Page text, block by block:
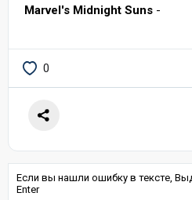
Marvel's Midnight Suns -
0
Если вы нашли ошибку в тексте,
Enter